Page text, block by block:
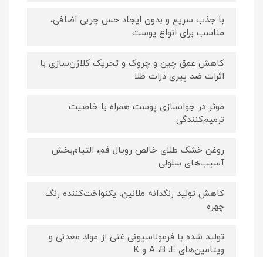
با جذب سریع و بدون ایجاد حس چربی اضافی،
مناسب برای انواع پوست
کاهش عمق چین و چروک و تحریک کلاژن‌سازی با
اثرات ضد پیری ذرات طلا
موثر در جوانسازی پوست همراه با خاصیت
ترمیم‌کنندگی
روغن خشک طلای خالص رویال فم، التیام‌بخش
آسیب‌های سلولی
کاهش تولید رنگدانه ملانین، یکنواخت‌کننده رنگ
چهره
تولید شده با فرمولاسیونی غنی از مواد معدنی و
ویتامین‌های A ،B ،E و K